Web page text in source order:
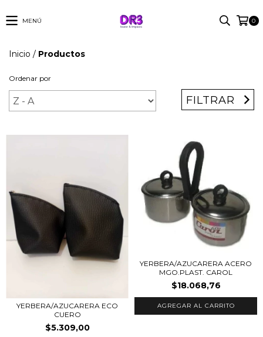
MENÚ 0
Inicio / Productos
Ordenar por
FILTRAR
YERBERA/AZUCARERA ECO
CUERO
$5.309,00
YERBERA/AZUCARERA ACERO
MGO.PLAST. CAROL
$18.068,76